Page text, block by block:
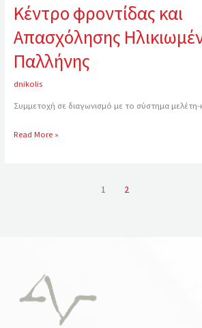
Κέντρο φροντίδας και
Απασχόλησης
Παλλήνης
dnikolis
Συμμετοχή σε διαγωνισμό με το σύστημα
Read More »
1 2